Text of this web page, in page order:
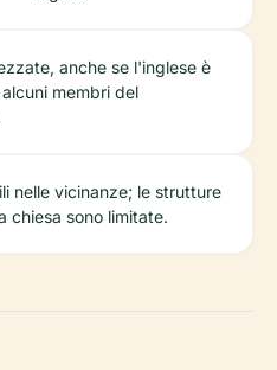
anche se l'inglese è
membri del
nelle vicinanze; le strutture
chiesa sono limitate.